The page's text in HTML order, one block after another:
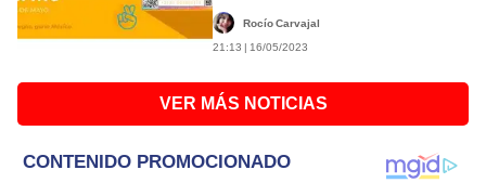
Rocío Carvajal
21:13 | 16/05/2023
VER MÁS NOTICIAS